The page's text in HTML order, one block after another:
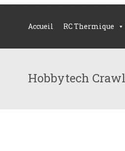
Accueil RC Thermique
Hobbytech